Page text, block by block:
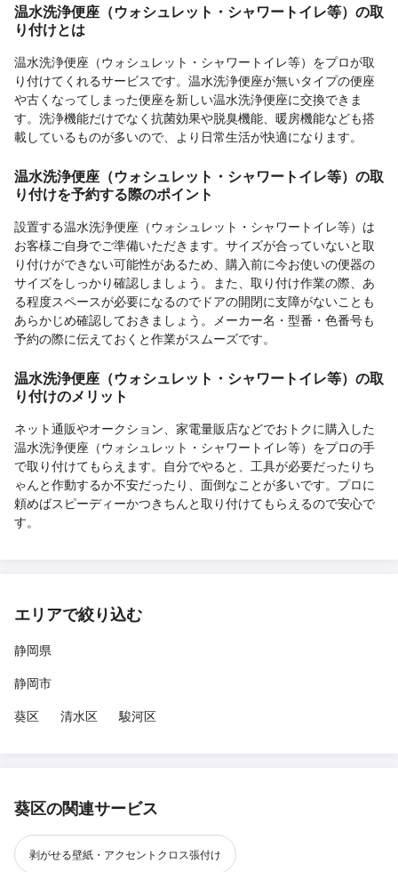
温水洗浄便座（ウォシュレット・シャワートイレ等）の取
り付けとは
温水洗浄便座（ウォシュレット・シャワートイレ等）をプロが取
り付けてくれるサービスです。温水洗浄便座が無いタイプの便座
や古くなってしまった便座を新しい温水洗浄便座に交換できま
す。洗浄機能だけでなく抗菌効果や脱臭機能、暖房機能なども搭
載しているものが多いので、より日常生活が快適になります。
温水洗浄便座（ウォシュレット・シャワートイレ等）の取
り付けを予約する際のポイント
設置する温水洗浄便座（ウォシュレット・シャワートイレ等）は
お客様ご自身でご準備いただきます。サイズが合っていないと取
り付けができない可能性があるため、購入前に今お使いの便器の
サイズをしっかり確認しましょう。また、取り付け作業の際、あ
る程度スペースが必要になるのでドアの開閉に支障がないことも
あらかじめ確認しておきましょう。メーカー名・型番・色番号も
予約の際に伝えておくと作業がスムーズです。
温水洗浄便座（ウォシュレット・シャワートイレ等）の取
り付けのメリット
ネット通販やオークション、家電量販店などでおトクに購入した
温水洗浄便座（ウォシュレット・シャワートイレ等）をプロの手
で取り付けてもらえます。自分でやると、工具が必要だったりち
ゃんと作動するか不安だったり、面倒なことが多いです。プロに
頼めばスピーディーかつきちんと取り付けてもらえるので安心で
す。
エリアで絞り込む
静岡県
静岡市
葵区
清水区 駿河区
葵区の関連サービス
剥がせる壁紙・アクセントクロス張付け